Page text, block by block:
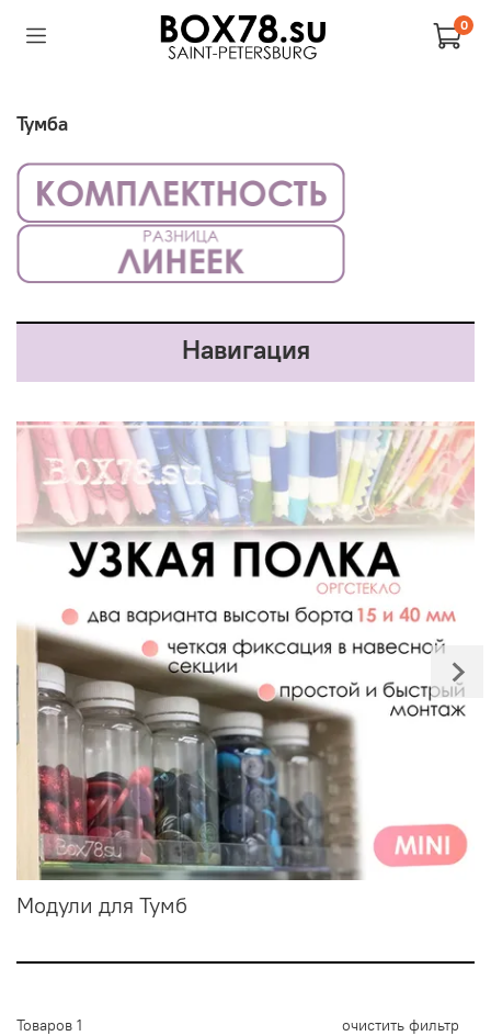
0
Тумба
Навигация
Модули для Тумб
Товаров 1 очистить фильтр